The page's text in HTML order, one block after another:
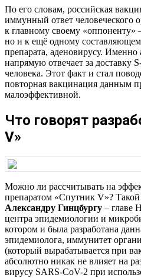
По его словам, российская
иммунный ответ человеческого
к главному своему
но и к ещё одному
препарата, аденовирусу.
напрямую отвечает за доставку
человека. Этот факт и стал
повторная вакцинация данным
малоэффективной.
Что говорят
V»
Можно ли рассчитывать на
препаратом «Спутник V»?
Александру Гинцбургу – главе
центра эпидемиологии и
котором и была разработана
эпидемиолога, иммунитет
(который вырабатывается при
абсолютно никак не влияет на
вирусу SARS-CoV-2 при